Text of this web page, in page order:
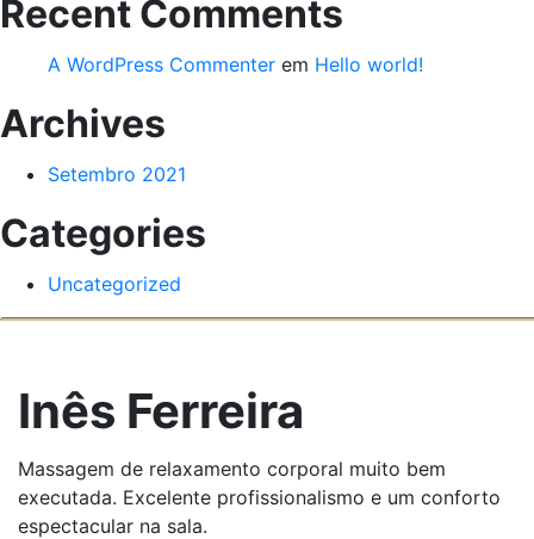
Recent Comments
A WordPress Commenter em Hello world!
Archives
Setembro 2021
Categories
Uncategorized
Inês Ferreira
Massagem de relaxamento corporal muito bem
executada. Excelente profissionalismo e um conforto
espectacular na sala.